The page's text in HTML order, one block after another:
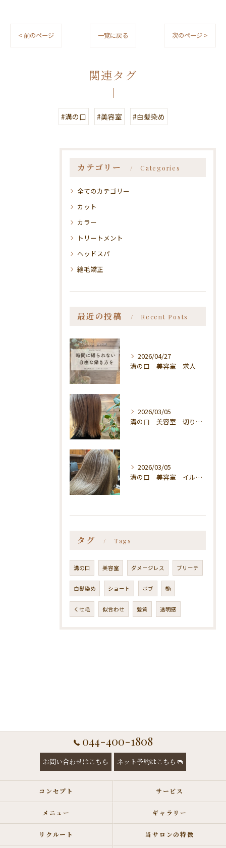
< 前のページ 一覧に戻る 次のページ >
関連タグ
#溝の口 #美容室 #白髪染め
カテゴリー Categories
全てのカテゴリー
カット
カラー
トリートメント
ヘッドスパ
縮毛矯正
最近の投稿 Recent Posts
2026/04/27
溝の口 美容室 求人
2026/03/05
溝の口 美容室 切りっぱなしボブ
2026/03/05
溝の口 美容室 イルミナカラー
タグ Tags
溝の口 美容室 ダメージレス ブリーチ
白髪染め ショート ボブ 艶
くせ毛 似合わせ 髪質 透明感
044-400-1808
お問い合わせはこちら ネット予約はこちら
コンセプト サービス
メニュー ギャラリー
リクルート 当サロンの特徴